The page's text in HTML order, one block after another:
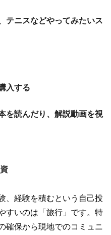
テニスなどやってみたいス
入する
を読んだり、解説動画を視
、経験を積むという自己投
すいのは「旅行」です。特
確保から現地でのコミュニ